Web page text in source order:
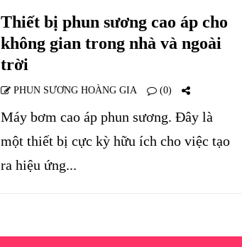
Thiết bị phun sương cao áp cho
không gian trong nhà và ngoài
trời
PHUN SƯƠNG HOÀNG GIA (0)
Máy bơm cao áp phun sương. Đây là
một thiết bị cực kỳ hữu ích cho việc tạo
ra hiệu ứng...